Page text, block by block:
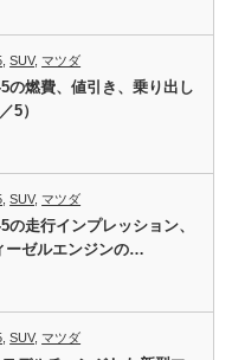
,SUV, マツダ
の燃費、値引き、乗り出し
5）
,SUV, マツダ
の走行インプレッション、
ーゼルエンジンの…
,SUV, マツダ